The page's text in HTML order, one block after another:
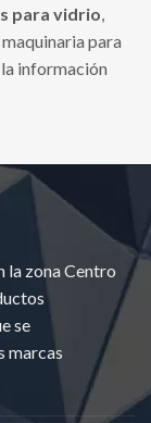
para vidrio,
para
información
la zona Centro
se
marcas